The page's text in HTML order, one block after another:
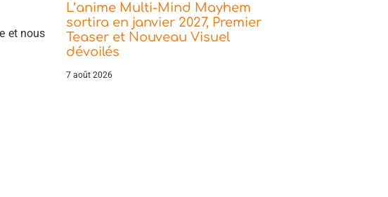
et nous
L’anime Multi-Mind Mayhem
sortira en janvier 2027, Premier
Teaser et Nouveau Visuel
dévoilés
7 août 2026